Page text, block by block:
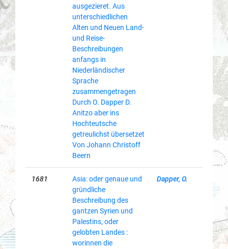
ausgezieret. Aus
unterschiedlichen
Alten und Neuen Land-
und Reise-
Beschreibungen
anfangs in
Niederländischer
Sprache
zusammengetragen
Durch O. Dapper D.
Anitzo aber ins
Hochteutsche
getreulichst übersetzet
Von Johann Christoff
Beern
1681
Asia: oder genaue und
gründliche
Beschreibung des
gantzen Syrien und
Palestins, oder
gelobten Landes :
worinnen die
Dapper, O.